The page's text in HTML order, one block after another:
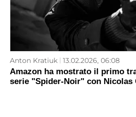
Anton Kratiuk 13.02.2026, 06:08
Amazon ha mostrato il primo
serie "Spider-Noir" con Nicolas